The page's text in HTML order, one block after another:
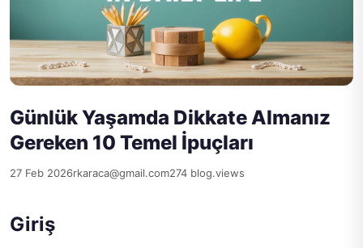
Günlük Yaşamda Dikkate Almanız
Gereken 10 Temel İpuçları
27 Feb 2026rkaraca@gmail.com274 blog.views
Giriş